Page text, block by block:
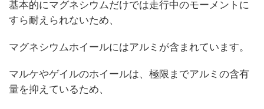
基本的にマグネシウムだけでは走行中のモーメントに
すら耐えられないため、
マグネシウムホイールにはアルミが含まれています。
マルケやゲイルのホイールは、極限までアルミの含有
量を抑えているため、